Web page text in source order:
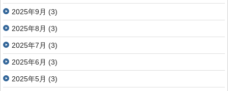
2025年9月 (3)
2025年8月 (3)
2025年7月 (3)
2025年6月 (3)
2025年5月 (3)